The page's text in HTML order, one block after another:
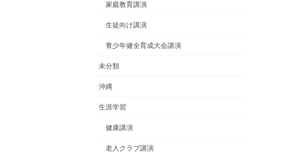
家庭教育講演
生徒向け講演
青少年健全育成大会講演
未分類
沖縄
生涯学習
健康講演
老人クラブ講演